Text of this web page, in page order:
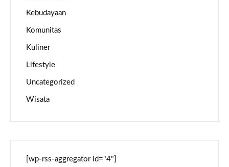
Kebudayaan
Komunitas
Kuliner
Lifestyle
Uncategorized
Wisata
[wp-rss-aggregator id="4"]